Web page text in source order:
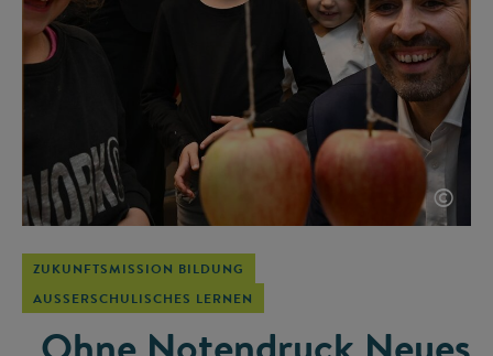
©
ZUKUNFTSMISSION BILDUNG
AUSSERSCHULISCHES LERNEN